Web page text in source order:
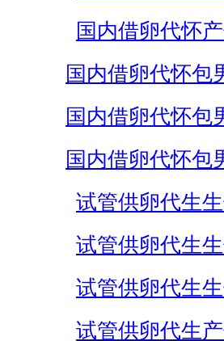
国内借卵代怀
国内借卵代怀包
国内借卵代怀包
国内借卵代怀包
试管供卵代生
试管供卵代生
试管供卵代生
试管供卵代生